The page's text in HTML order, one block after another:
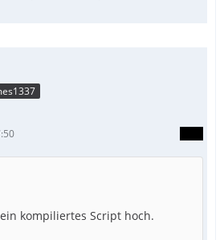
kompiliertes Script hoch.